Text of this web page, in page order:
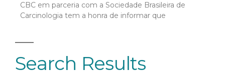
Search Results
CBC em parceria com a Sociedade Brasileira de
Carcinologia tem a honra de informar que